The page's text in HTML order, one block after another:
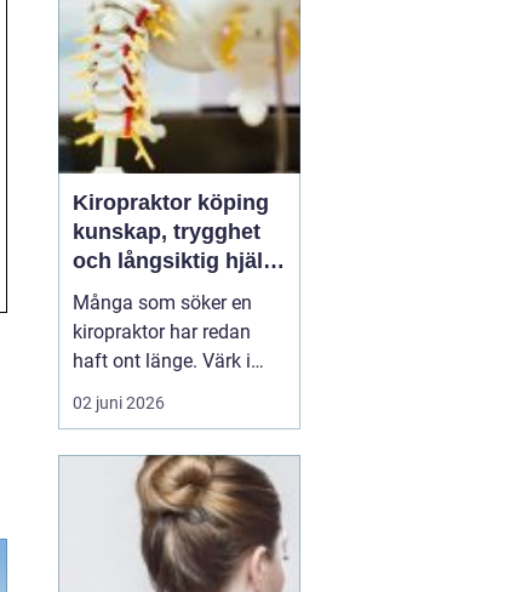
Kiropraktor köping
kunskap, trygghet
och långsiktig hjälp
för ryggen
Många som söker en
kiropraktor har redan
haft ont länge. Värk i
rygg, nacke eller huvud
blir lätt en del av
låser sig helt eller
smärtan gör det svårt att
jobba, sova eller träna.
För den som letar efter
02 juni 2026